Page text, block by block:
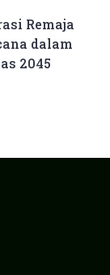
Remaja
dalam
2045